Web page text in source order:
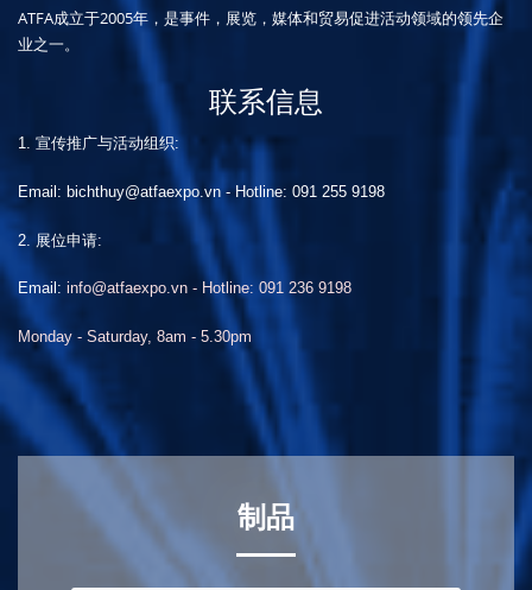
ATFA成立于2005年，是事件，展览，媒体和贸易促进活动领域的领先企
业之一。
联系信息
1. 宣传推广与活动组织:
Email: bichthuy@atfaexpo.vn -Hotline: 091 255 9198
2. 展位申请:
Email: info@atfaexpo.vn - Hotline: 091 236 9198
Monday - Saturday, 8am - 5.30pm
制品